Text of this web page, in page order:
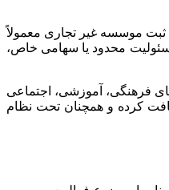
ثبت موسسه غیر تجاری معمولاً
محدود یا سهامی خاص،
فرهنگی، آموزشی، اجتماعی
کرده و همچنان تحت نظام